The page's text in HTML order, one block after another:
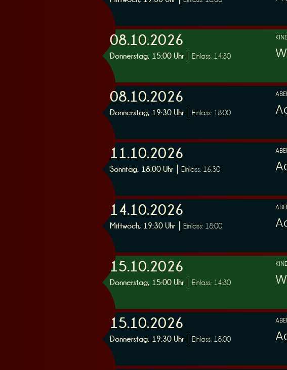
08.10.2026
Donnerstag, 15:00 Uhr Einlass: 14:30
08.10.2026
Donnerstag, 19:30 Uhr Einlass: 18:00
11.10.2026
Sonntag, 18:00 Uhr Einlass: 16:30
14.10.2026
Mittwoch, 19:30 Uhr Einlass: 18:00
15.10.2026
Donnerstag, 15:00 Uhr Einlass: 14:30
15.10.2026
Donnerstag, 19:30 Uhr Einlass: 18:00